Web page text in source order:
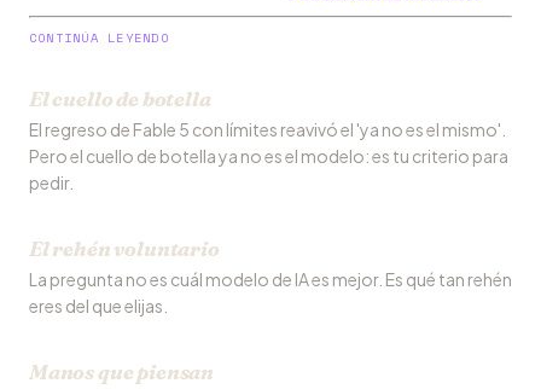
CONTINÚA LEYENDO
El cuello de botella
El regreso de Fable 5 con límites reavivó el 'ya no es el mismo'.
Pero el cuello de botella ya no es el modelo: es tu criterio para
pedir.
El rehén voluntario
La pregunta no es cuál modelo de IA es mejor. Es qué tan rehén
eres del que elijas.
Manos que piensan